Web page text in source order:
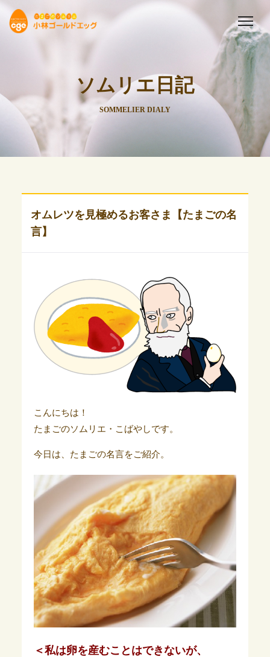
ソムリエ日記
SOMMELIER DIALY
オムレツを見極めるお客さま【たまごの名
言】
こんにちは！
たまごのソムリエ・こばやしです。
今日は、たまごの名言をご紹介。
＜私は卵を産むことはできないが、